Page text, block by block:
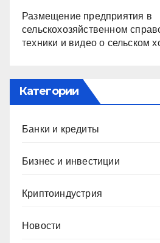
Размещение предприятия в
сельскохозяйственном
техники и видео о сельском
Категории
Банки и кредиты
Бизнес и инвестиции
Криптоиндустрия
Новости